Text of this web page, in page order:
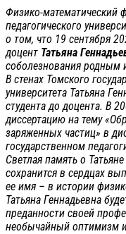
Физико-математический
педагогического
о том, что 19 сентября
доцент Татьяна
соболезнования родным
В стенах Томского
университета Татьяна
студента до доцента. В
диссертацию на тему
заряженных частиц» в
государственном
Светлая память о
сохранится в сердцах
ее имя – в истории
Татьяна Геннадьевна
преданности своей
необычайный оптимизм